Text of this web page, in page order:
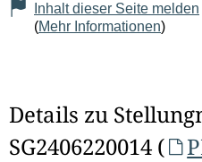
Inhalt dieser Seite melden
(Mehr Informationen)
Details zu
SG2406220014 (